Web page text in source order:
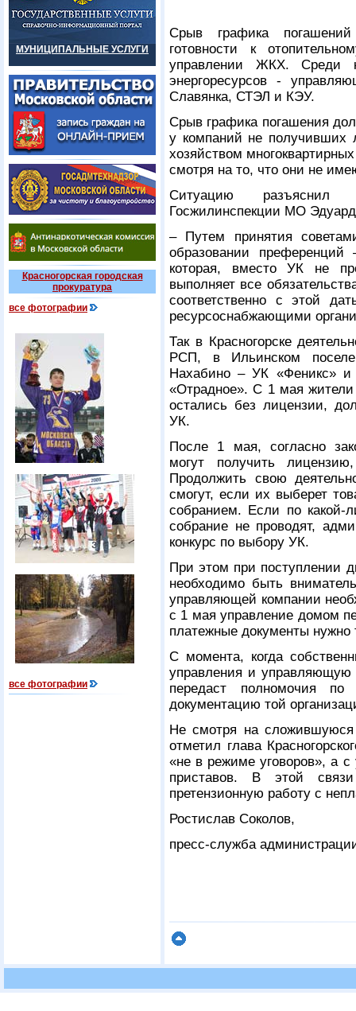
МУНИЦИПАЛЬНЫЕ УСЛУГИ
Красногорская городская
прокуратура
все фотографии
все фотографии
Срыв графика
готовности к
управлении ЖКХ. Среди
энергоресурсов -
Славянка, СТЭЛ и КЭУ.
Срыв графика погашения
у компаний не получивших
хозяйством
смотря на то, что они не
Ситуацию разъяснил
Госжилинспекции МО
– Путем принятия
образовании преференций
которая, вместо УК не
выполняет все
соответственно с этой
ресурсоснабжающими
Так в Красногорске
РСП, в Ильинском
Нахабино – УК «Феникс»
«Отрадное». С 1 мая
остались без лицензии,
УК.
После 1 мая, согласно
могут получить
Продолжить свою
смогут, если их выберет
собранием. Если по какой-
собрание не проводят,
конкурс по выбору УК.
При этом при поступлении
необходимо быть
управляющей компании
с 1 мая управление домом
платежные документы
С момента, когда
управления и управляющую
передаст полномочия
документацию той
Не смотря на
отметил глава
«не в режиме уговоров», а
приставов. В этой
претензионную работу с
Ростислав Соколов,
пресс-служба